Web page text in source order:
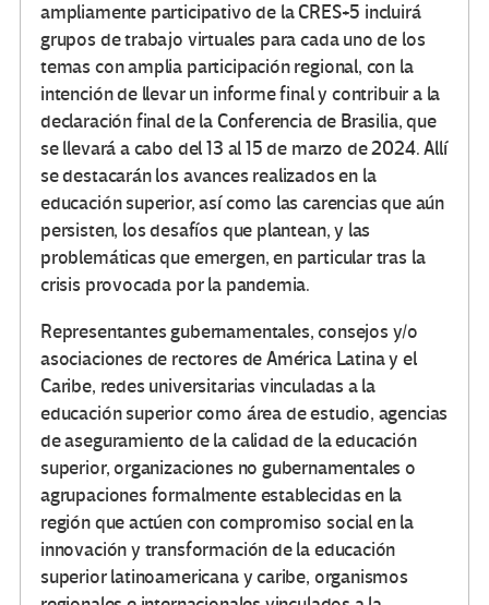
ampliamente participativo de la CRES+5 incluirá
grupos de trabajo virtuales para cada uno de los
temas con amplia participación regional, con la
intención de llevar un informe final y contribuir a la
declaración final de la Conferencia de Brasilia, que
se llevará a cabo del 13 al 15 de marzo de 2024. Allí
se destacarán los avances realizados en la
educación superior, así como las carencias que aún
persisten, los desafíos que plantean, y las
problemáticas que emergen, en particular tras la
crisis provocada por la pandemia.
Representantes gubernamentales, consejos y/o
asociaciones de rectores de América Latina y el
Caribe, redes universitarias vinculadas a la
educación superior como área de estudio, agencias
de aseguramiento de la calidad de la educación
superior, organizaciones no gubernamentales o
agrupaciones formalmente establecidas en la
región que actúen con compromiso social en la
innovación y transformación de la educación
superior latinoamericana y caribe, organismos